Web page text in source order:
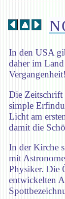
In den USA
daher im
Die Zeitschrift
simple
Licht am
damit die
In der Kirche
mit
Physiker. Die
entwickelten